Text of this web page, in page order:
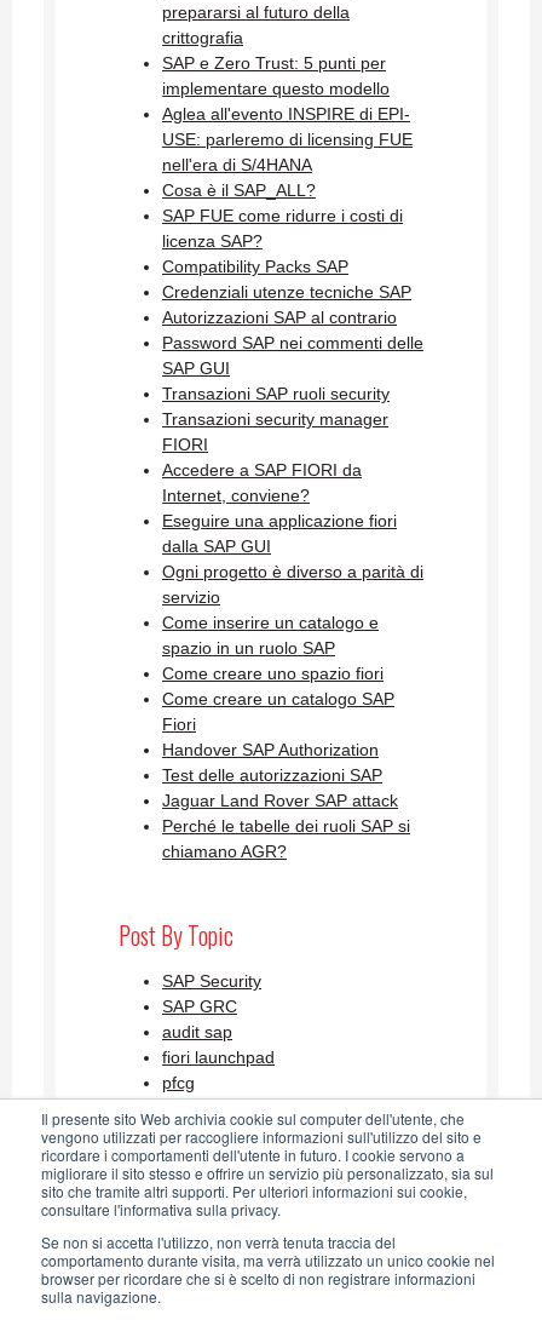
Il presente sito Web archivia cookie sul computer dell'utente, che
vengono utilizzati per raccogliere informazioni sull'utilizzo del sito e
ricordare i comportamenti dell'utente in futuro. I cookie servono a
migliorare il sito stesso e offrire un servizio più personalizzato, sia sul
sito che tramite altri supporti. Per ulteriori informazioni sui cookie,
consultare l'informativa sulla privacy.
Se non si accetta l'utilizzo, non verrà tenuta traccia del
comportamento durante visita, ma verrà utilizzato un unico cookie nel
browser per ricordare che si è scelto di non registrare informazioni
sulla navigazione.
prepararsi al futuro della
crittografia
SAP e Zero Trust: 5 punti per
implementare questo modello
Aglea all'evento INSPIRE di EPI-
USE: parleremo di licensing FUE
nell'era di S/4HANA
Cosa è il SAP_ALL?
SAP FUE come ridurre i costi di
licenza SAP?
Compatibility Packs SAP
Credenziali utenze tecniche SAP
Autorizzazioni SAP al contrario
Password SAP nei commenti delle
SAP GUI
Transazioni SAP ruoli security
Transazioni security manager
FIORI
Accedere a SAP FIORI da
Internet, conviene?
Eseguire una applicazione fiori
dalla SAP GUI
Ogni progetto è diverso a parità di
servizio
Come inserire un catalogo e
spazio in un ruolo SAP
Come creare uno spazio fiori
Come creare un catalogo SAP
Fiori
Handover SAP Authorization
Test delle autorizzazioni SAP
Jaguar Land Rover SAP attack
Perché le tabelle dei ruoli SAP si
chiamano AGR?
Post By Topic
SAP Security
SAP GRC
audit sap
fiori launchpad
pfcg
SAP Security Blog AGLEA RSS
Feed